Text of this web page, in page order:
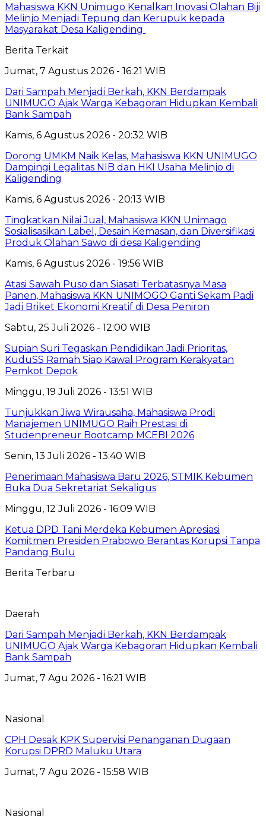
Mahasiswa KKN Unimugo Kenalkan Inovasi Olahan Biji
Melinjo Menjadi Tepung dan Kerupuk kepada
Masyarakat Desa Kaligending
Berita Terkait
Jumat, 7 Agustus 2026 - 16:21 WIB
Dari Sampah Menjadi Berkah, KKN Berdampak
UNIMUGO Ajak Warga Kebagoran Hidupkan Kembali
Bank Sampah
Kamis, 6 Agustus 2026 - 20:32 WIB
Dorong UMKM Naik Kelas, Mahasiswa KKN UNIMUGO
Dampingi Legalitas NIB dan HKI Usaha Melinjo di
Kaligending
Kamis, 6 Agustus 2026 - 20:13 WIB
Tingkatkan Nilai Jual, Mahasiswa KKN Unimago
Sosialisasikan Label, Desain Kemasan, dan Diversifikasi
Produk Olahan Sawo di desa Kaligending
Kamis, 6 Agustus 2026 - 19:56 WIB
Atasi Sawah Puso dan Siasati Terbatasnya Masa
Panen, Mahasiswa KKN UNIMOGO Ganti Sekam Padi
Jadi Briket Ekonomi Kreatif di Desa Peniron
Sabtu, 25 Juli 2026 - 12:00 WIB
Supian Suri Tegaskan Pendidikan Jadi Prioritas,
KuduSS Ramah Siap Kawal Program Kerakyatan
Pemkot Depok
Minggu, 19 Juli 2026 - 13:51 WIB
Tunjukkan Jiwa Wirausaha, Mahasiswa Prodi
Manajemen UNIMUGO Raih Prestasi di
Studenpreneur Bootcamp MCEBI 2026
Senin, 13 Juli 2026 - 13:40 WIB
Penerimaan Mahasiswa Baru 2026, STMIK Kebumen
Buka Dua Sekretariat Sekaligus
Minggu, 12 Juli 2026 - 16:09 WIB
Ketua DPD Tani Merdeka Kebumen Apresiasi
Komitmen Presiden Prabowo Berantas Korupsi Tanpa
Pandang Bulu
Berita Terbaru
Daerah
Dari Sampah Menjadi Berkah, KKN Berdampak
UNIMUGO Ajak Warga Kebagoran Hidupkan Kembali
Bank Sampah
Jumat, 7 Agu 2026 - 16:21 WIB
Nasional
CPH Desak KPK Supervisi Penanganan Dugaan
Korupsi DPRD Maluku Utara
Jumat, 7 Agu 2026 - 15:58 WIB
Nasional